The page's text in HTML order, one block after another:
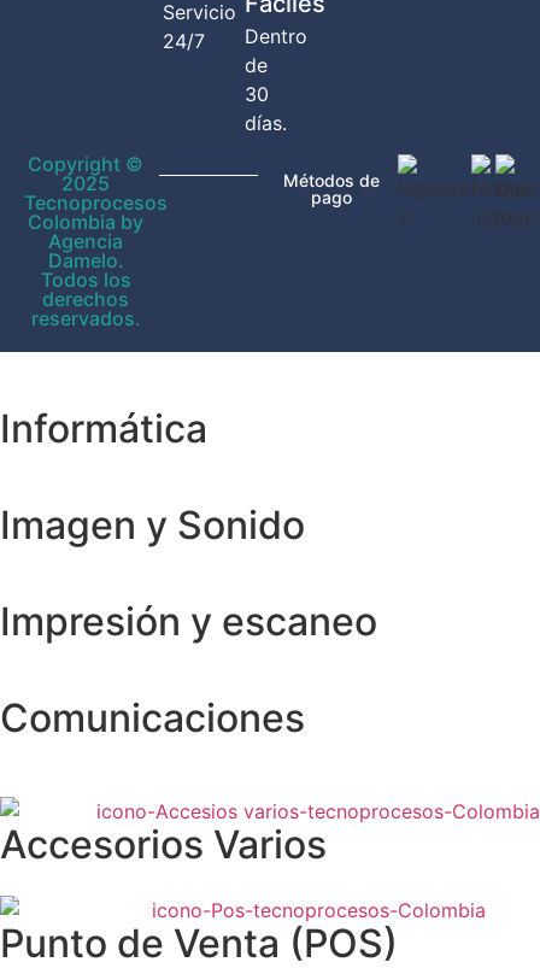
Servicio
24/7
Dentro
de
30
días.
Copyright ©
2025
Tecnoprocesos
Colombia by
Agencia
Damelo.
Todos los
derechos
reservados.
Métodos de
pago
Informática
Imagen y Sonido
Impresión y escaneo
Comunicaciones
Accesorios Varios
Punto de Venta (POS)